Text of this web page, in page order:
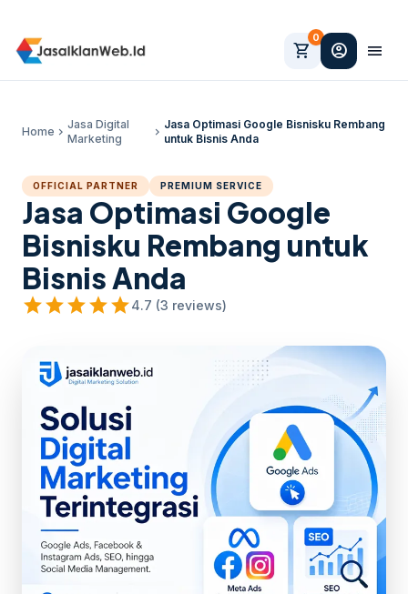
shopping_cart
0
account_circle menu
Home chevron_right
Jasa Digital
Marketing
chevron_right
Jasa Optimasi Google Bisnisku Rembang
untuk Bisnis Anda
OFFICIAL PARTNER PREMIUM SERVICE
Jasa Optimasi Google
Bisnisku Rembang untuk
Bisnis Anda
starstarstarstarstar4.7 (3 reviews)